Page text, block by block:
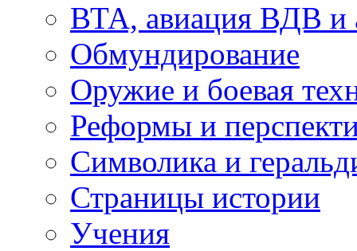
ВТА, авиация ВДВ и
Обмундирование
Оружие и боевая
Реформы и
Символика и
Страницы истории
Учения